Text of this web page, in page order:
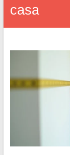
casa